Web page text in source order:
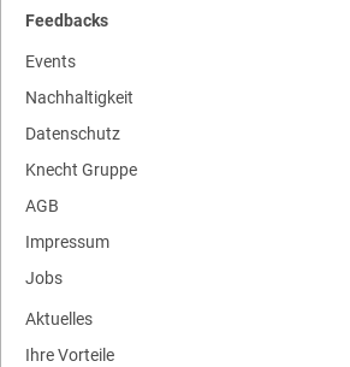
Feedbacks
Events
Nachhaltigkeit
Datenschutz
Knecht Gruppe
AGB
Impressum
Jobs
Aktuelles
Ihre Vorteile